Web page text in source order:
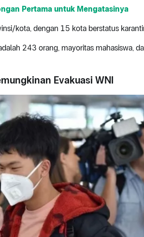
Pertama untuk Mengatasinya
kota, dengan 15 kota berstatus
243 orang, mayoritas mahasiswa,
Evakuasi WNI